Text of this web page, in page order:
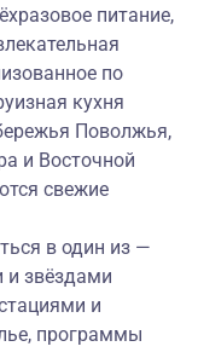
питание,
по
кухня
Поволжья,
и Восточной
свежие
в один из —
и звёздами
и
программы